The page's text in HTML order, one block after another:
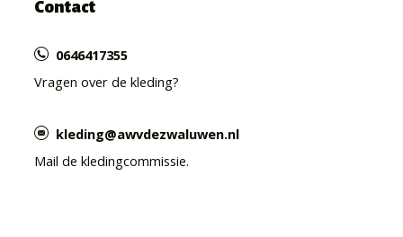
Contact
0646417355
Vragen over de kleding?
kleding@awvdezwaluwen.nl
Mail de kledingcommissie.